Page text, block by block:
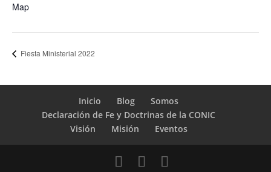
Map
Fiesta Ministerial 2022
Inicio Blog
Somos
Declaración de Fe y Doctrinas de la CONIC
Visión
Misión Eventos